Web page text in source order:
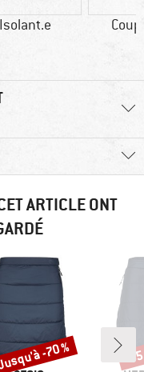
Isolant.e
ARTICLE ONT
-70 % -